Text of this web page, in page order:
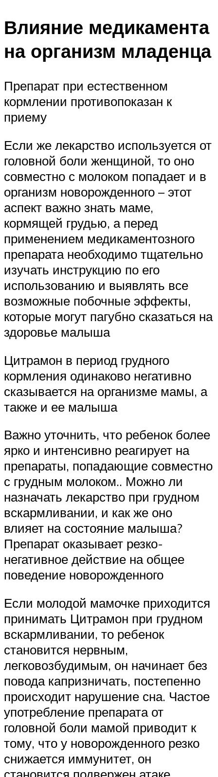
Влияние медикамента
на организм младенца
Препарат при естественном
кормлении противопоказан к
приему
Если же лекарство используется от
головной боли женщиной, то оно
совместно с молоком попадает и в
организм новорожденного – этот
аспект важно знать маме,
кормящей грудью, а перед
применением медикаментозного
препарата необходимо тщательно
изучать инструкцию по его
использованию и выявлять все
возможные побочные эффекты,
которые могут пагубно сказаться на
здоровье малыша
Цитрамон в период грудного
кормления одинаково негативно
сказывается на организме мамы, а
также и ее малыша
Важно уточнить, что ребенок более
ярко и интенсивно реагирует на
препараты, попадающие совместно
с грудным молоком.. Можно ли
назначать лекарство при грудном
вскармливании, и как же оно
влияет на состояние малыша?
Препарат оказывает резко-
негативное действие на общее
поведение новорожденного
Если молодой мамочке приходится
принимать Цитрамон при грудном
вскармливании, то ребенок
становится нервным,
легковозбудимым, он начинает без
повода капризничать, постепенно
происходит нарушение сна. Частое
употребление препарата от
головной боли мамой приводит к
тому, что у новорожденного резко
снижается иммунитет, он